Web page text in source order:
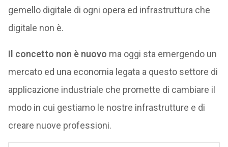
gemello digitale di ogni opera ed infrastruttura che
digitale non è.
Il concetto non è nuovo ma oggi sta emergendo un
mercato ed una economia legata a questo settore di
applicazione industriale che promette di cambiare il
modo in cui gestiamo le nostre infrastrutture e di
creare nuove professioni.